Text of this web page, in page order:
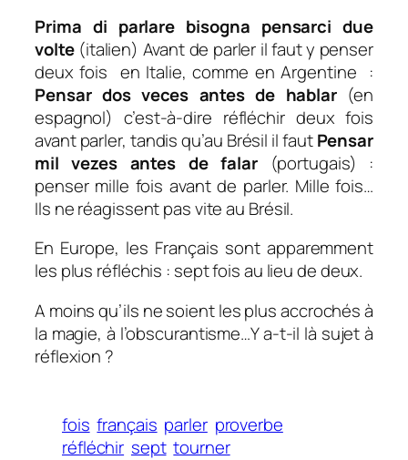
Prima di parlare bisogna pensarci due
volte(italien) Avant de parler il faut y penser
deux fois en Italie, comme en Argentine :
Pensar dos veces antes de hablar (en
espagnol) c’est-à-dire réfléchir deux fois
avant parler, tandis qu’au Brésil il fautPensar
mil vezes antes de falar (portugais) :
penser mille fois avant de parler. Mille fois…
Ils ne réagissent pas vite au Brésil.
En Europe, les Français sont apparemment
les plus réfléchis : sept fois au lieu de deux.
A moins qu’ils ne soient les plus accrochés à
la magie, à l’obscurantisme…Y a-t-il là sujet à
réflexion ?
fois français parler proverbe
réfléchir sept tourner